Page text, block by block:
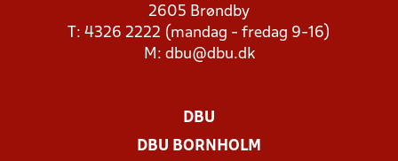
2605 Brøndby
T: 4326 2222 (mandag - fredag 9-16)
M: dbu@dbu.dk
DBU
DBU BORNHOLM